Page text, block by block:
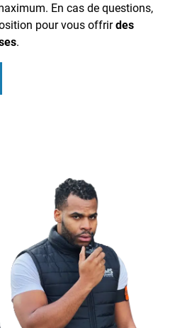
En cas de questions,
pour vous offrirdes
.